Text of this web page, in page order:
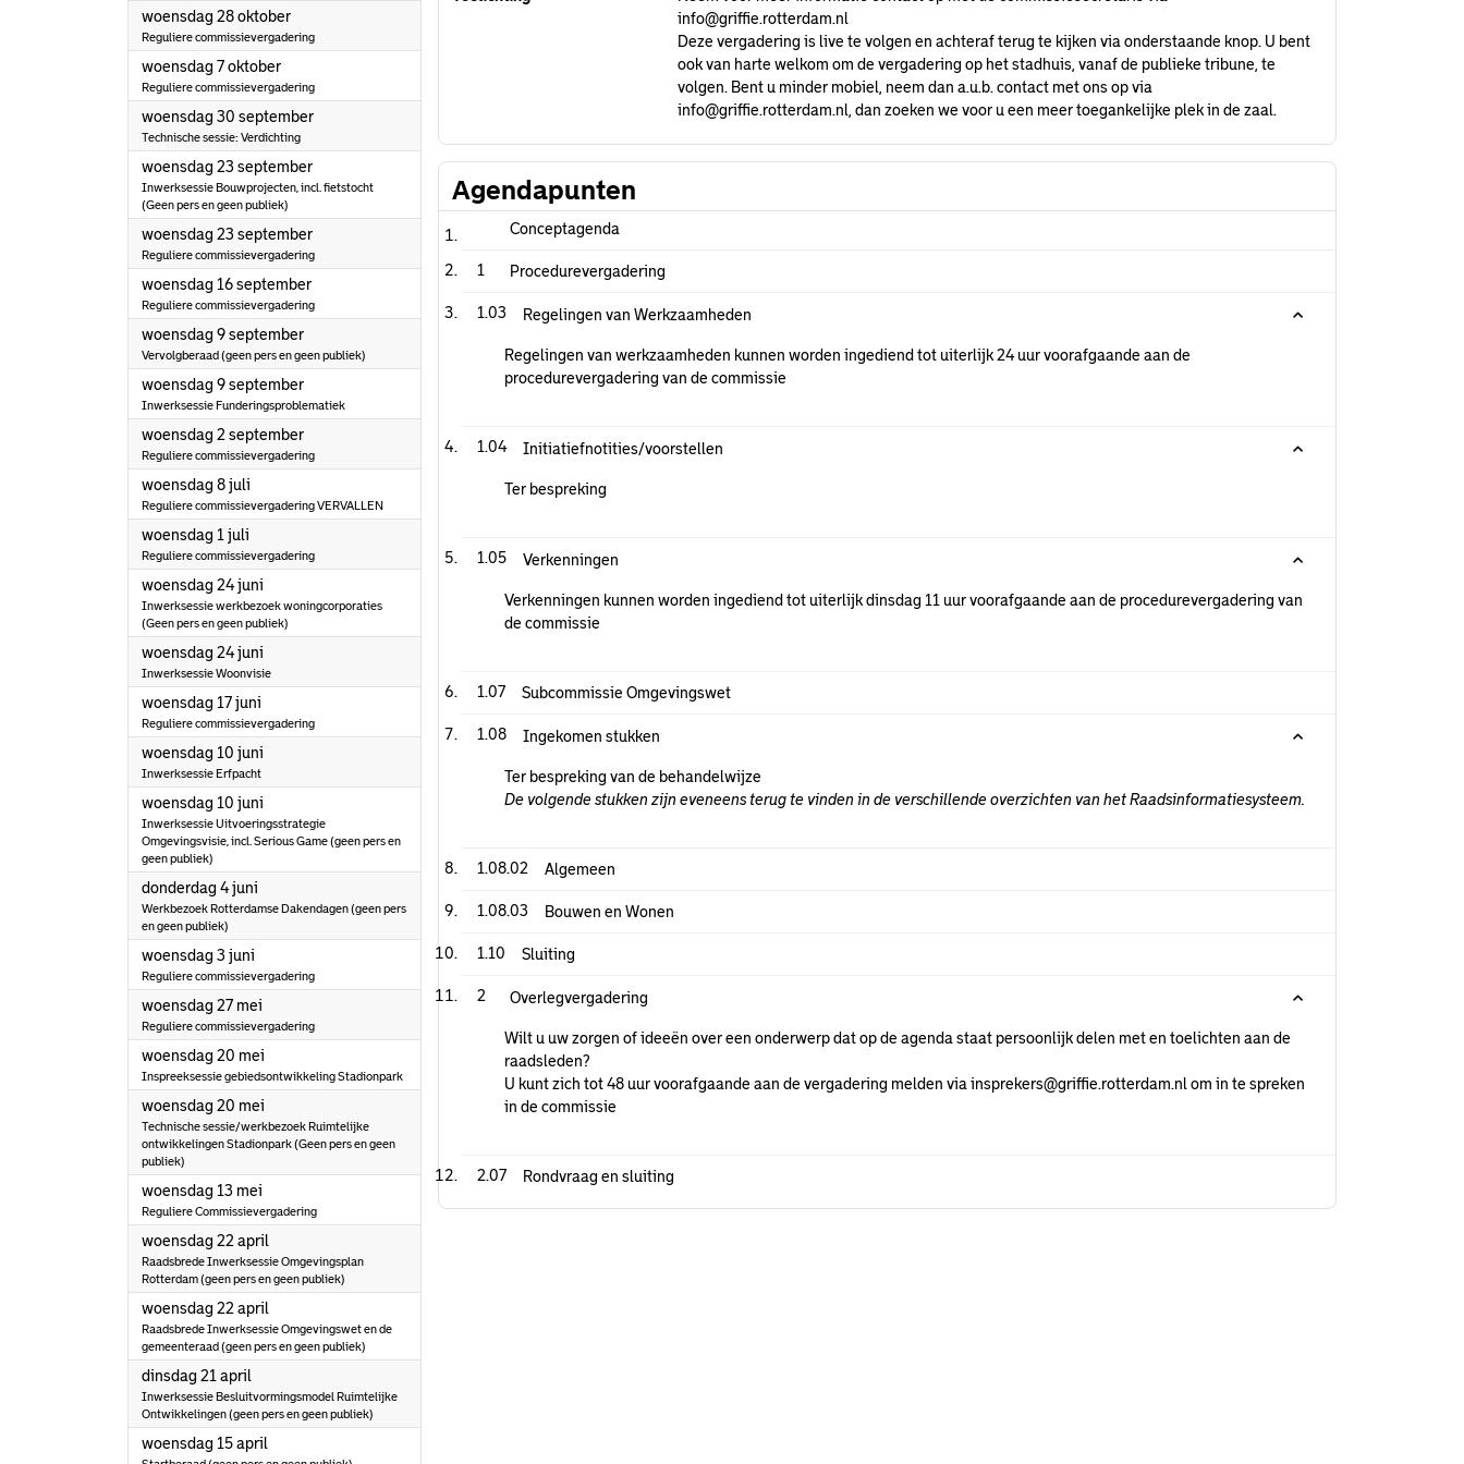
woensdag 28 oktober2026
Reguliere commissievergadering
woensdag 7 oktober2026
Reguliere commissievergadering
woensdag 30 september2026
Technische sessie: Verdichting
woensdag 23 september2026
Inwerksessie Bouwprojecten, incl. fietstocht
(Geen pers en geen publiek)
woensdag 23 september2026
Reguliere commissievergadering
woensdag 16 september2026
Reguliere commissievergadering
woensdag 9 september2026
Vervolgberaad (geen pers en geen publiek)
woensdag 9 september2026
Inwerksessie Funderingsproblematiek
woensdag 2 september2026
Reguliere commissievergadering
woensdag 8 juli
Reguliere commissievergadering VERVALLEN
woensdag 1 juli
Reguliere commissievergadering
woensdag 24 juni
Inwerksessie werkbezoek woningcorporaties
(Geen pers en geen publiek)
woensdag 24 juni
Inwerksessie Woonvisie
woensdag 17 juni
Reguliere commissievergadering
woensdag 10 juni
Inwerksessie Erfpacht
woensdag 10 juni
Inwerksessie Uitvoeringsstrategie
Omgevingsvisie, incl. Serious Game (geen pers en
geen publiek)
donderdag 4 juni
Werkbezoek Rotterdamse Dakendagen (geen pers
en geen publiek)
woensdag 3 juni
Reguliere commissievergadering
woensdag 27 mei
Reguliere commissievergadering
woensdag 20 mei
Inspreeksessie gebiedsontwikkeling Stadionpark
woensdag 20 mei
Technische sessie/werkbezoek Ruimtelijke
ontwikkelingen Stadionpark (Geen pers en geen
publiek)
woensdag 13 mei
Reguliere Commissievergadering
woensdag 22 april
Raadsbrede Inwerksessie Omgevingsplan
Rotterdam (geen pers en geen publiek)
woensdag 22 april
Raadsbrede Inwerksessie Omgevingswet en de
gemeenteraad (geen pers en geen publiek)
dinsdag 21 april
Inwerksessie Besluitvormingsmodel Ruimtelijke
Ontwikkelingen (geen pers en geen publiek)
woensdag 15 april
info@griffie.rotterdam.nl
Deze vergadering is live te volgen en achteraf terug te kijken via onderstaande knop. U bent
ook van harte welkom om de vergadering op het stadhuis, vanaf de publieke tribune, te
volgen. Bent u minder mobiel, neem dan a.u.b. contact met ons op via
info@griffie.rotterdam.nl , dan zoeken we voor u een meer toegankelijke plek in de zaal.
Agendapunten
Conceptagenda
1 Procedurevergadering
1.03 Regelingen van Werkzaamheden
Regelingen van werkzaamheden kunnen worden ingediend tot uiterlijk 24 uur voorafgaande aan de
procedurevergadering van de commissie
1.04 Initiatiefnotities/voorstellen
Ter bespreking
1.05 Verkenningen
Verkenningen kunnen worden ingediend tot uiterlijk dinsdag 11 uur voorafgaande aan de procedurevergadering van
de commissie
1.07 Subcommissie Omgevingswet
1.08 Ingekomen stukken
Ter bespreking van de behandelwijze
De volgende stukken zijn eveneens terug te vinden in de verschillende overzichten van het Raadsinformatiesysteem.
1.08.02 Algemeen
1.08.03 Bouwen en Wonen
1.10 Sluiting
2 Overlegvergadering
Wilt u uw zorgen of ideeën over een onderwerp dat op de agenda staat persoonlijk delen met en toelichten aan de
raadsleden?
U kunt zich tot 48 uur voorafgaande aan de vergadering melden via insprekers@griffie.rotterdam.nl om in te spreken
in de commissie
2.07 Rondvraag en sluiting